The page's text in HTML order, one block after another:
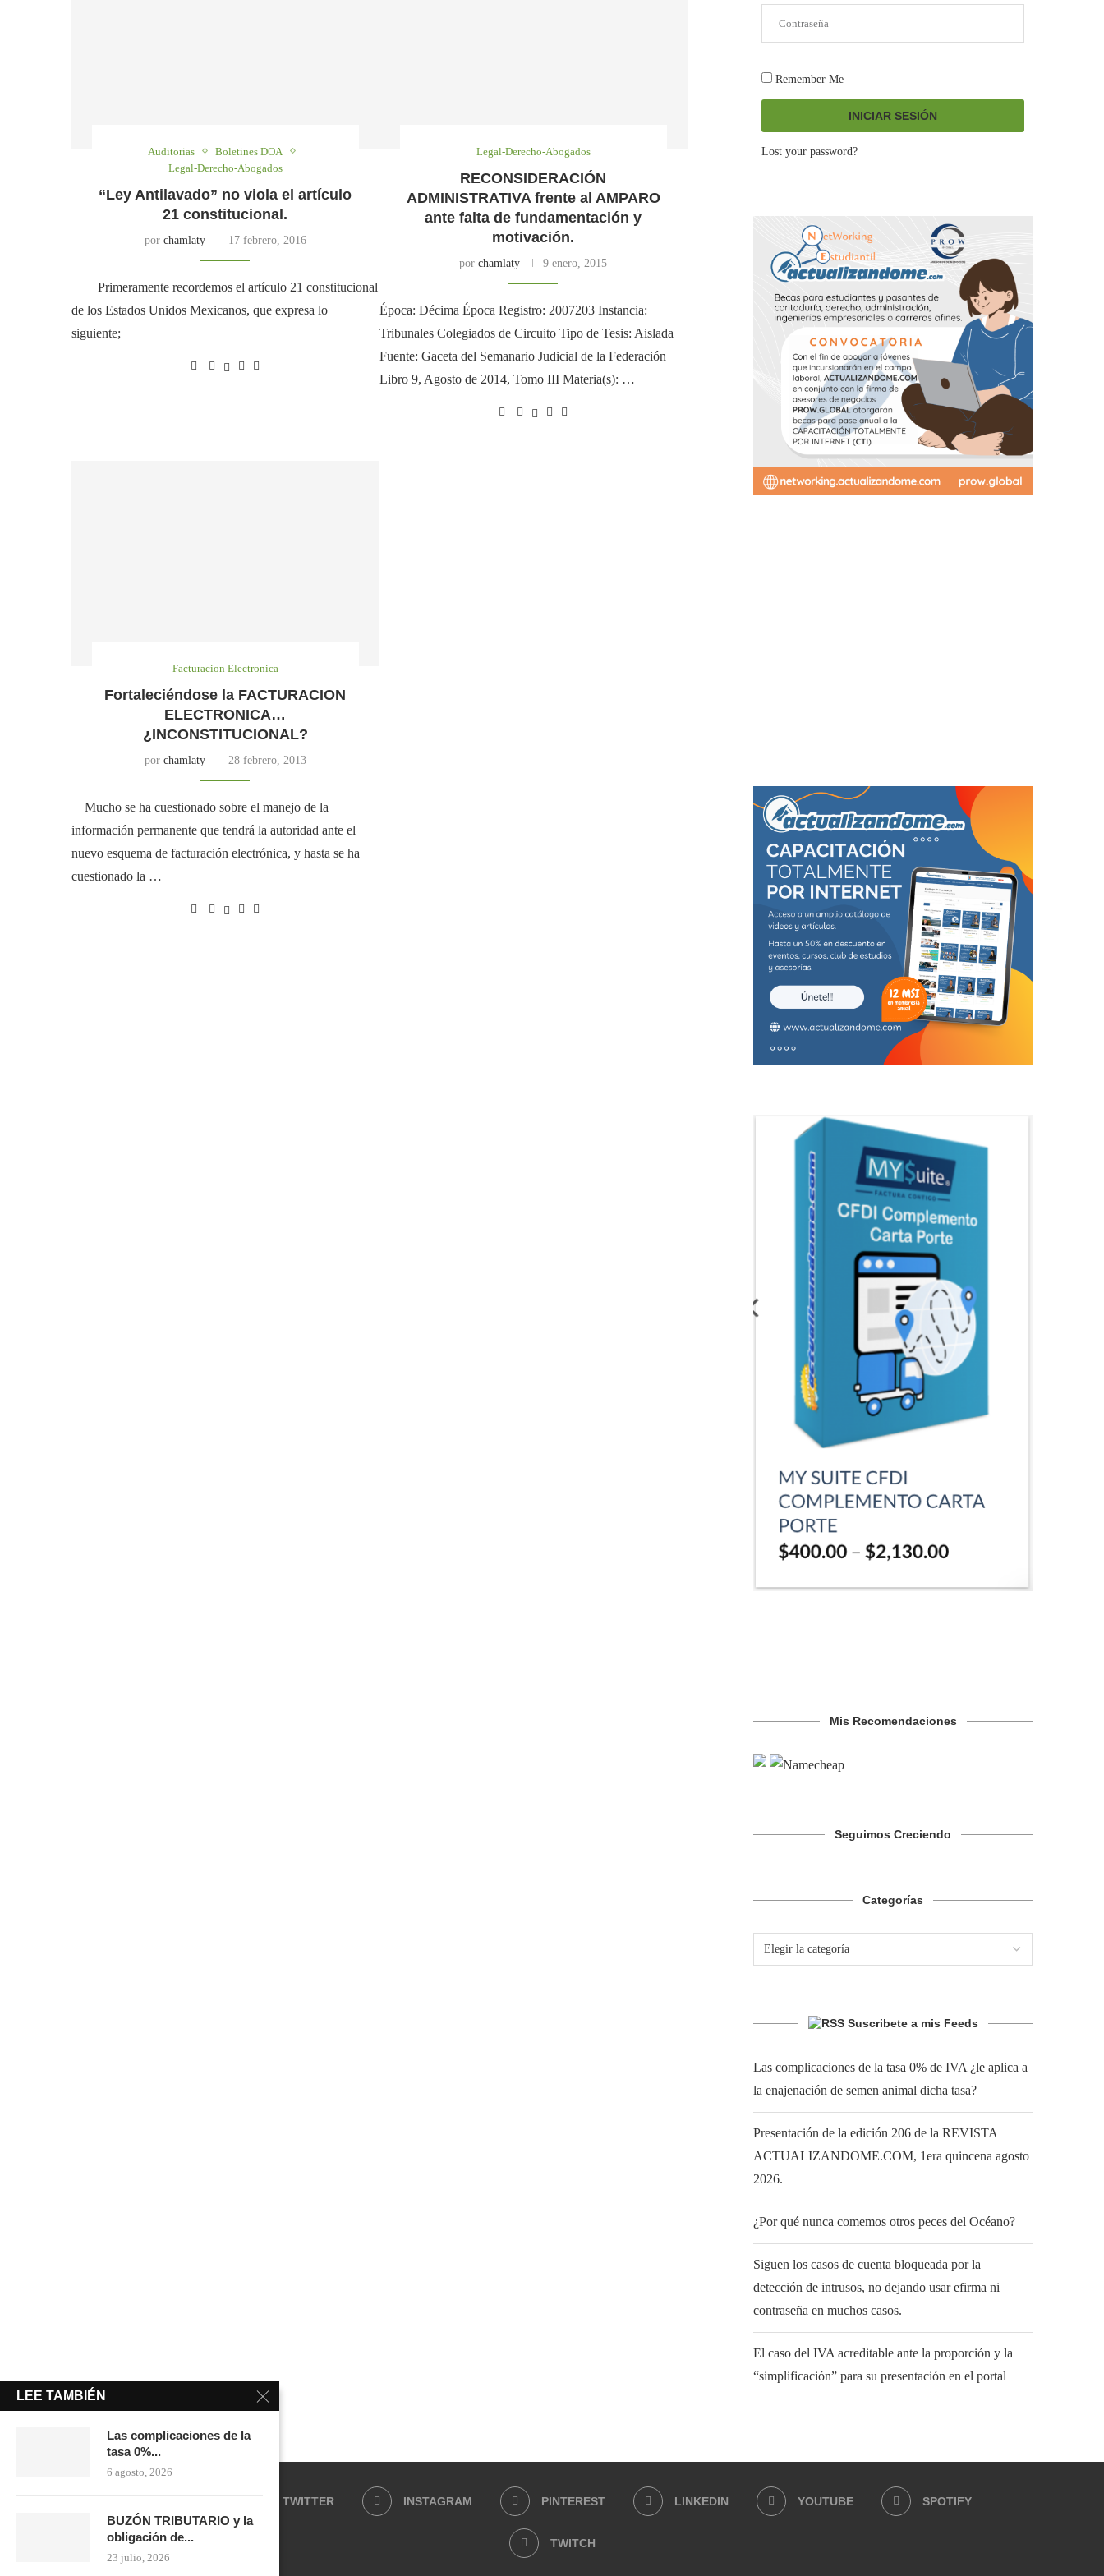
Auditorias
Boletines DOA
Legal-Derecho-Abogados
“Ley Antilavado” no viola el artículo
21 constitucional.
por chamlaty 17 febrero, 2016
Primeramente recordemos el artículo 21 constitucional
de los Estados Unidos Mexicanos, que expresa lo
siguiente;
Legal-Derecho-Abogados
RECONSIDERACIÓN
ADMINISTRATIVA frente al AMPARO
ante falta de fundamentación y
motivación.
porchamlaty 9 enero, 2015
Época: Décima Época Registro: 2007203 Instancia:
Tribunales Colegiados de Circuito Tipo de Tesis: Aislada
Fuente: Gaceta del Semanario Judicial de la Federación
Libro 9, Agosto de 2014, Tomo III Materia(s): …
Facturacion Electronica
Fortaleciéndose la FACTURACION
ELECTRONICA…
¿INCONSTITUCIONAL?
por chamlaty 28 febrero, 2013
Mucho se ha cuestionado sobre el manejo de la
información permanente que tendrá la autoridad ante el
nuevo esquema de facturación electrónica, y hasta se ha
cuestionado la …
Remember Me
INICIAR SESIÓN
Lost your password?
Mis Recomendaciones
Seguimos Creciendo
Categorías
Suscribete a mis Feeds
Las complicaciones de la tasa 0% de IVA ¿le aplica a
la enajenación de semen animal dicha tasa?
Presentación de la edición 206 de la REVISTA
ACTUALIZANDOME.COM, 1era quincena agosto
2026.
¿Por qué nunca comemos otros peces del Océano?
Siguen los casos de cuenta bloqueada por la
detección de intrusos, no dejando usar efirma ni
contraseña en muchos casos.
El caso del IVA acreditable ante la proporción y la
“simplificación” para su presentación en el portal
TWITTER INSTAGRAM PINTEREST LINKEDIN YOUTUBE SPOTIFY
TWITCH
LEE TAMBIÉN
Las complicaciones de la
tasa 0%...
6 agosto, 2026
BUZÓN TRIBUTARIO y la
obligación de...
23 julio, 2026